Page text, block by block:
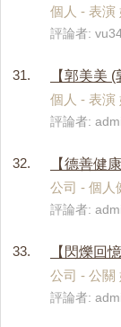
個人 - 表演
評論者:
31.
【郭美美
個人 - 表演
評論者:
32.
【德善健
公司 - 個人
評論者:
33.
【閃爍回
公司 - 公關
評論者: